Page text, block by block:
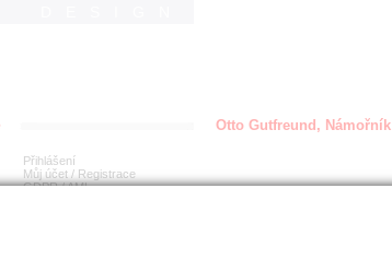
Přihlášení
Můj účet / Registrace
GDPR/AML
Otto Gutfreund, Námořník